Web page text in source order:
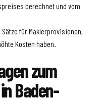
berechnet und vom
für Maklerprovisionen,
Kosten haben.
zum
Baden-